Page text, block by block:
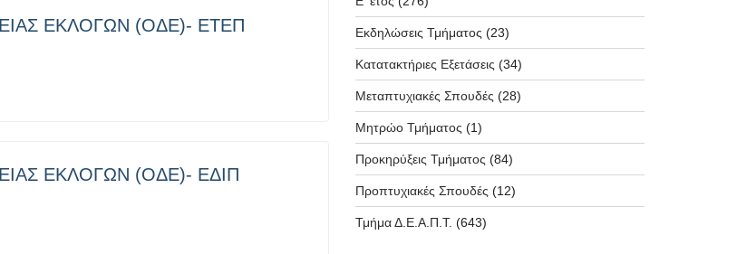
ΕΚΛΟΓΩΝ (ΟΔΕ)- ΕΤΕΠ
ΕΚΛΟΓΩΝ (ΟΔΕ)- ΕΔΙΠ
Εκδηλώσεις Τμήματος (23)
Κατατακτήριες Εξετάσεις (34)
Μεταπτυχιακές Σπουδές (28)
Μητρώο Τμήματος (1)
Προκηρύξεις Τμήματος (84)
Προπτυχιακές Σπουδές (12)
Τμήμα Δ.Ε.Α.Π.Τ. (643)